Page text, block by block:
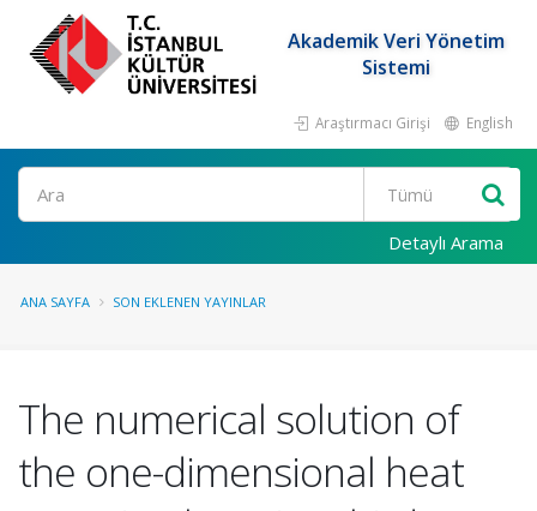
Akademik Veri Yönetim
Sistemi
Araştırmacı Girişi English
Ara
Detaylı Arama
ANA SAYFA SON EKLENEN YAYINLAR
The numerical solution of
the one-dimensional heat